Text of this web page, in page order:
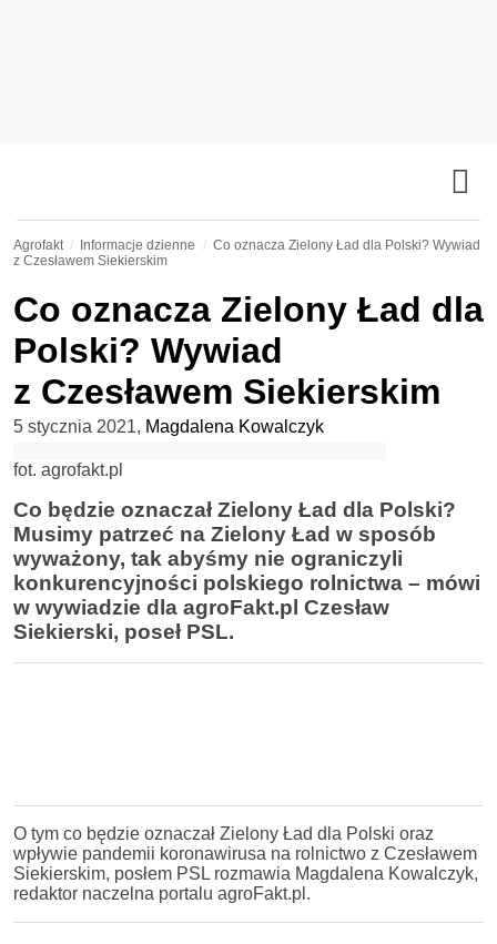
Agrofakt Informacje dzienne
Co oznacza Zielony Ład dla Polski? Wywiad
z Czesławem Siekierskim
Co oznacza Zielony Ład dla
Polski? Wywiad
z Czesławem Siekierskim
5 stycznia 2021, Magdalena Kowalczyk
fot. agrofakt.pl
Co będzie oznaczał Zielony Ład dla Polski?
Musimy patrzeć na Zielony Ład w sposób
wyważony, tak abyśmy nie ograniczyli
konkurencyjności polskiego rolnictwa – mówi
w wywiadzie dla agroFakt.pl Czesław
Siekierski, poseł PSL.
O tym co będzie oznaczał Zielony Ład dla Polski oraz
wpływie pandemii koronawirusa na rolnictwo z Czesławem
Siekierskim, posłem PSL rozmawia Magdalena Kowalczyk,
redaktor naczelna portalu agroFakt.pl.